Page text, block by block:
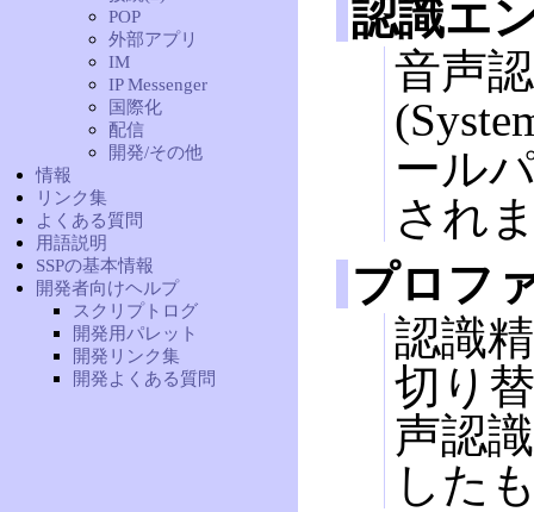
POP
外部アプリ
IM
IP Messenger
国際化
配信
開発/その他
情報
リンク集
よくある質問
用語説明
SSPの基本情報
開発者向けヘルプ
スクリプトログ
開発用パレット
開発リンク集
開発よくある質問
認識エ
音声
ール
され
プロフ
認識
切り
声認
した